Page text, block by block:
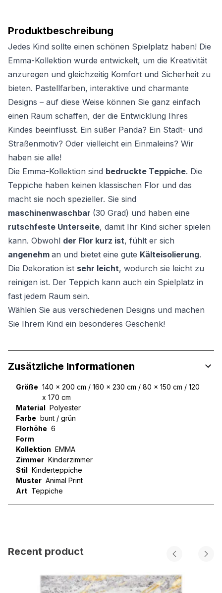
Produktbeschreibung
Jedes Kind sollte einen schönen Spielplatz haben! Die
Emma-Kollektion wurde entwickelt, um die Kreativität
anzuregen und gleichzeitig Komfort und Sicherheit zu
bieten. Pastellfarben, interaktive und charmante
Designs – auf diese Weise können Sie ganz einfach
einen Raum schaffen, der die Entwicklung Ihres
Kindes beeinflusst. Ein süßer Panda? Ein Stadt- und
Straßenmotiv? Oder vielleicht ein Einmaleins? Wir
haben sie alle!
Die Emma-Kollektion sind bedruckte Teppiche. Die
Teppiche haben keinen klassischen Flor und das
macht sie noch spezieller. Sie sind
maschinenwaschbar (30 Grad) und haben eine
rutschfeste Unterseite, damit Ihr Kind sicher spielen
kann. Obwohl der Flor kurz ist, fühlt er sich
angenehm an und bietet eine gute Kälteisolierung.
Die Dekoration ist sehr leicht, wodurch sie leicht zu
reinigen ist. Der Teppich kann auch ein Spielplatz in
fast jedem Raum sein.
Wählen Sie aus verschiedenen Designs und machen
Sie Ihrem Kind ein besonderes Geschenk!
Zusätzliche Informationen
Größe 140 x 200 cm / 160 x 230 cm / 80 x 150 cm / 120
x 170 cm
Material Polyester
Farbe bunt / grün
Florhöhe 6
Form
Kollektion EMMA
Zimmer Kinderzimmer
Stil Kinderteppiche
Muster Animal Print
Art Teppiche
Recent product